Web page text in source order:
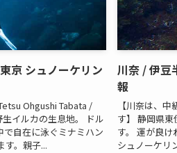
京 シュノーケリン
Ohgushi Tabata /
イルカの生息地。 ドル
で自在に泳ぐミナミハン
す。親子...
川奈 / 伊豆
報
【川奈は、
す】 静岡県
す。 運が良け
シュノーケリ